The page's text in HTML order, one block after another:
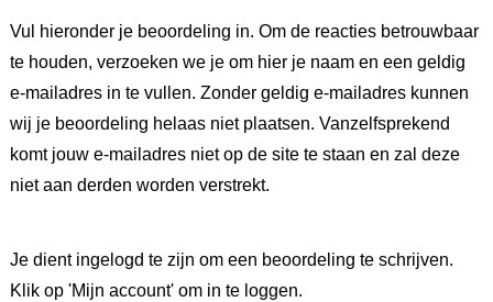
Vul hieronder je beoordeling in. Om de reacties betrouwbaar
te houden, verzoeken we je om hier je naam en een geldig
e-mailadres in te vullen. Zonder geldig e-mailadres kunnen
wij je beoordeling helaas niet plaatsen. Vanzelfsprekend
komt jouw e-mailadres niet op de site te staan en zal deze
niet aan derden worden verstrekt.
Je dient ingelogd te zijn om een beoordeling te schrijven.
Klik op 'Mijn account' om in te loggen.